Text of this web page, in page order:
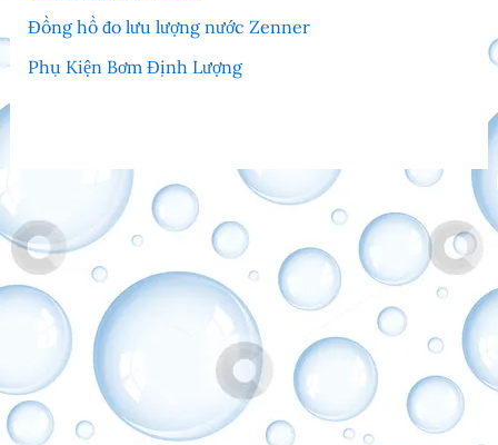
Đồng hồ đo lưu lượng nước Zenner
Phụ Kiện Bơm Định Lượng